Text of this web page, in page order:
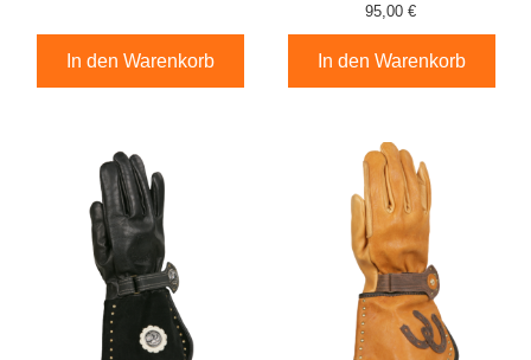
In den Warenkorb
95,00 €
In den Warenkorb